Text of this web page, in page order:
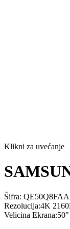
Klikni za uvećanje
Šifra:
Rezolucija:4K
Velicina Ekrana:50"